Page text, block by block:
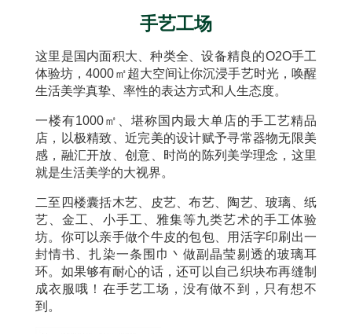
手艺工场
这里是国内面积大、种类全、设备精良的O2O手工
体验坊，4000㎡超大空间让你沉浸手艺时光，唤醒
生活美学真挚、率性的表达方式和人生态度。
一楼有1000㎡、堪称国内最大单店的手工艺精品
店，以极精致、近完美的设计赋予寻常器物无限美
感，融汇开放、创意、时尚的陈列美学理念，这里
就是生活美学的大视界。
二至四楼囊括木艺、皮艺、布艺、陶艺、玻璃、纸
艺、金工、小手工、雅集等九类艺术的手工体验
坊。你可以亲手做个牛皮的包包、用活字印刷出一
封情书、扎染一条围巾丶做副晶莹剔透的玻璃耳
环。如果够有耐心的话，还可以自己织块布再缝制
成衣服哦！在手艺工场，没有做不到，只有想不
到。